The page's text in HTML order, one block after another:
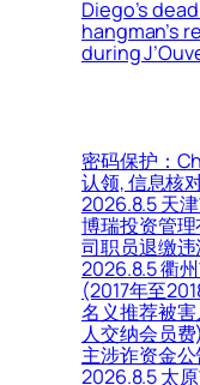
Diego’s
hangman’s
during
密码保护：
认领, 信息核
2026.8.5 天
博瑞投资管
司职员退缴
2026.8.5 衢
(2017年至
名义推荐被
人交纳会员
主涉诈资金
2026.8.5 太